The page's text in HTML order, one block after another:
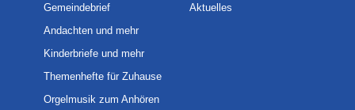
Gemeindebrief
Andachten und mehr
Kinderbriefe und mehr
Themenhefte für Zuhause
Orgelmusik zum Anhören
Aktuelles